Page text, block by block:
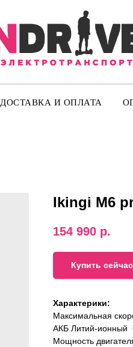
ДОСТАВКА И ОПЛАТА
Ikingi M6
154 990 р.
Купить сейчас
Характерики:
Максимальная
АКБ Литий-ионный
Мощность